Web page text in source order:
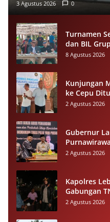
3 Agustus 2026 0
Turnamen
dan BIL
Sportivitas
8 Agustus 2026
Kunjungan
ke Cepu
Tetap
2 Agustus 2026
Gubernur
Stabilitas
2 Agustus 2026
Kapolres
Gabungan
Antisipasi
2 Agustus 2026